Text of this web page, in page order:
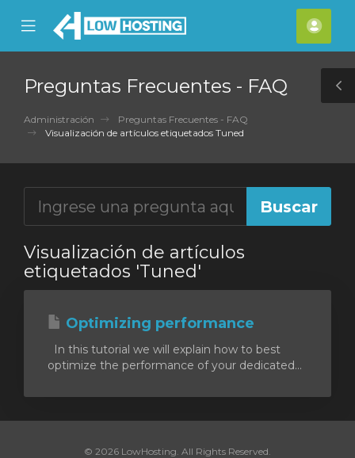
Mobile
Menu
Preguntas Frecuentes - FAQ
Administración
Preguntas Frecuentes - FAQ
Visualización de artículos etiquetados Tuned
Visualización de artículos
etiquetados 'Tuned'
Optimizing performance
In this tutorial we will explain how to best
optimize the performance of your dedicated...
© 2026 LowHosting. All Rights Reserved.